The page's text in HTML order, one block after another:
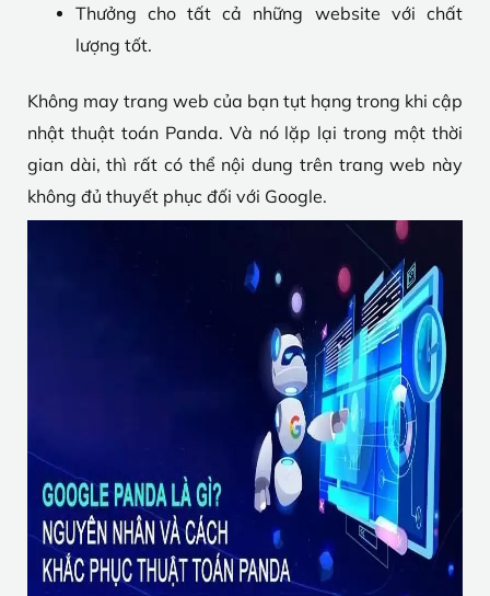
Thưởng cho tất cả những website với chất
lượng tốt.
Không may trang web của bạn tụt hạng trong khi cập
nhật thuật toán Panda. Và nó lặp lại trong một thời
gian dài, thì rất có thể nội dung trên trang web này
không đủ thuyết phục đối với Google.